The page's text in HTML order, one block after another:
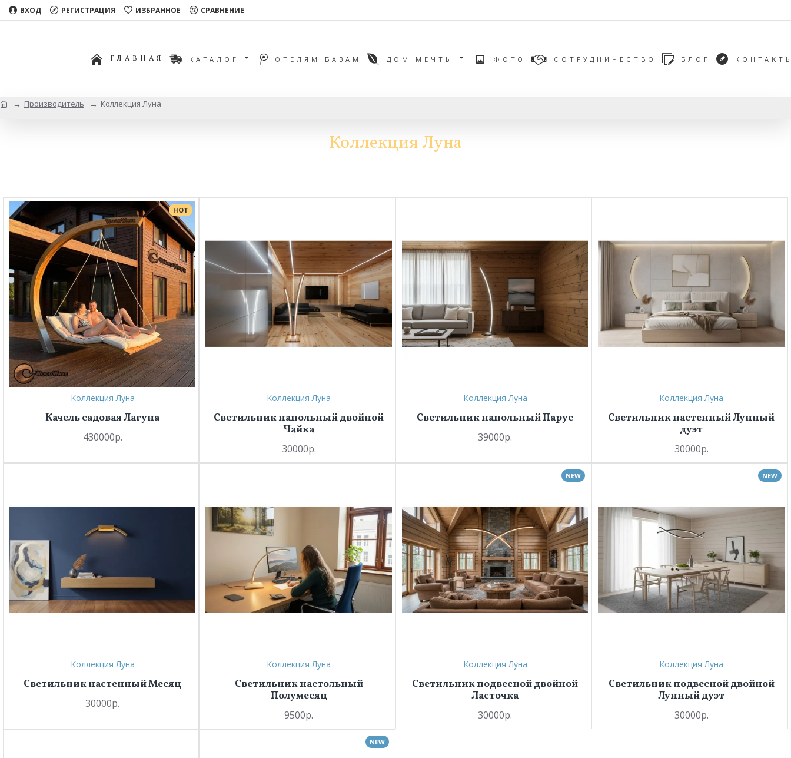
ВХОД РЕГИСТРАЦИЯ ИЗБРАННОЕ СРАВНЕНИЕ
ГЛАВНАЯ КАТАЛОГ ОТЕЛЯМ|БАЗАМ ДОМ МЕЧТЫ ФОТО СОТРУДНИЧЕСТВО БЛОГ
Производитель Коллекция Луна
Коллекция Луна
HOT
Коллекция Луна
Качель садовая Лагуна
430000р.
Коллекция Луна
Светильник напольный двойной
Чайка
30000р.
Коллекция Луна
Светильник напольный Парус
39000р.
Коллекция Луна
Светильник настенный Лунный
дуэт
30000р.
Коллекция Луна
Светильник настенный Месяц
30000р.
Коллекция Луна
Светильник настольный
Полумесяц
9500р.
NEW
Коллекция Луна
Светильник подвесной двойной
Ласточка
30000р.
NEW
Коллекция Луна
Светильник подвесной двойной
Лунный дуэт
30000р.
NEW